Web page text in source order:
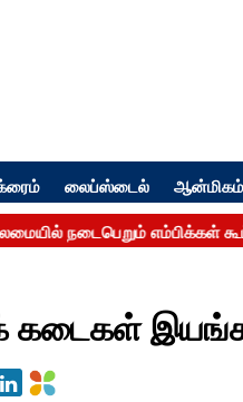
லைப்ஸ்டைல் ஆன்மிகம்
கடைகள்